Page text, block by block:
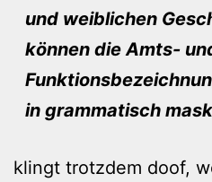
und weiblichen
können die Amts-
in grammatisch
klingt trotzdem doof,